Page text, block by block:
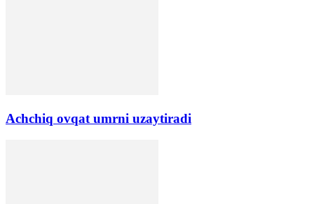
Аchchiq ovqat umrni uzaytiradi